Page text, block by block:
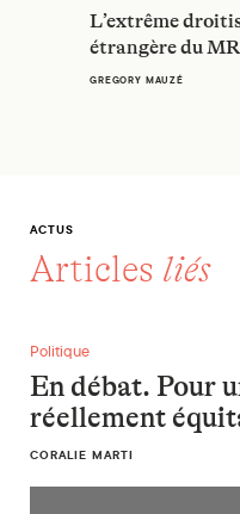
L’extrême
étrangère du MR
GREGORY MAUZÉ
ACTUS
Articles liés
En débat. Pour un
Politique
En débat. Pour
réellement
CORALIE MARTI